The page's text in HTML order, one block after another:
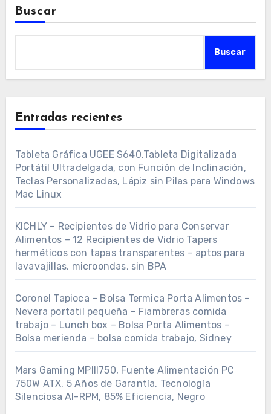
Buscar
Buscar
Entradas recientes
Tableta Gráfica UGEE S640,Tableta Digitalizada
Portátil Ultradelgada, con Función de Inclinación,
Teclas Personalizadas, Lápiz sin Pilas para Windows
Mac Linux
KICHLY – Recipientes de Vidrio para Conservar
Alimentos – 12 Recipientes de Vidrio Tapers
herméticos con tapas transparentes – aptos para
lavavajillas, microondas, sin BPA
Coronel Tapioca – Bolsa Termica Porta Alimentos –
Nevera portatil pequeña – Fiambreras comida
trabajo – Lunch box – Bolsa Porta Alimentos –
Bolsa merienda – bolsa comida trabajo, Sidney
Mars Gaming MPIII750, Fuente Alimentación PC
750W ATX, 5 Años de Garantía, Tecnología
Silenciosa AI-RPM, 85% Eficiencia, Negro